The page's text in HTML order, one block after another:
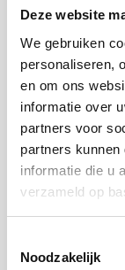
Deze website
We gebruiken
personaliseren,
en om ons
informatie over
partners voor
partners
informatie die u
verzameld op
Noodzakelijk
van de pdf-
de
De stichting is
waarnaar
verwezen. Deze
van deze derden.
Berekening
De berekening
verstrekte
rechten worden
de nieuwe
de Voorwaarden